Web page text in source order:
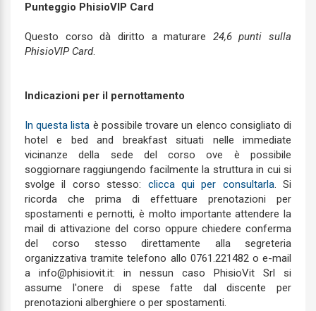
Punteggio PhisioVIP Card
Questo corso dà diritto a maturare 24,6 punti sulla
PhisioVIP Card.
Indicazioni per il pernottamento
In questa lista è possibile trovare un elenco consigliato di
hotel e bed and breakfast situati nelle immediate
vicinanze della sede del corso ove è possibile
soggiornare raggiungendo facilmente la struttura in cui si
svolge il corso stesso: clicca qui per consultarla. Si
ricorda che prima di effettuare prenotazioni per
spostamenti e pernotti, è molto importante attendere la
mail di attivazione del corso oppure chiedere conferma
del corso stesso direttamente alla segreteria
organizzativa tramite telefono allo 0761.221482 o e-mail
a info@phisiovit.it: in nessun caso PhisioVit Srl si
assume l'onere di spese fatte dal discente per
prenotazioni alberghiere o per spostamenti.